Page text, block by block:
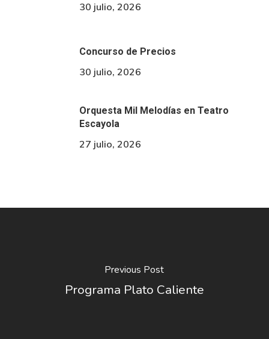
30 julio, 2026
Concurso de Precios
30 julio, 2026
Orquesta Mil Melodías en Teatro
Escayola
27 julio, 2026
Previous Post
Programa Plato Caliente